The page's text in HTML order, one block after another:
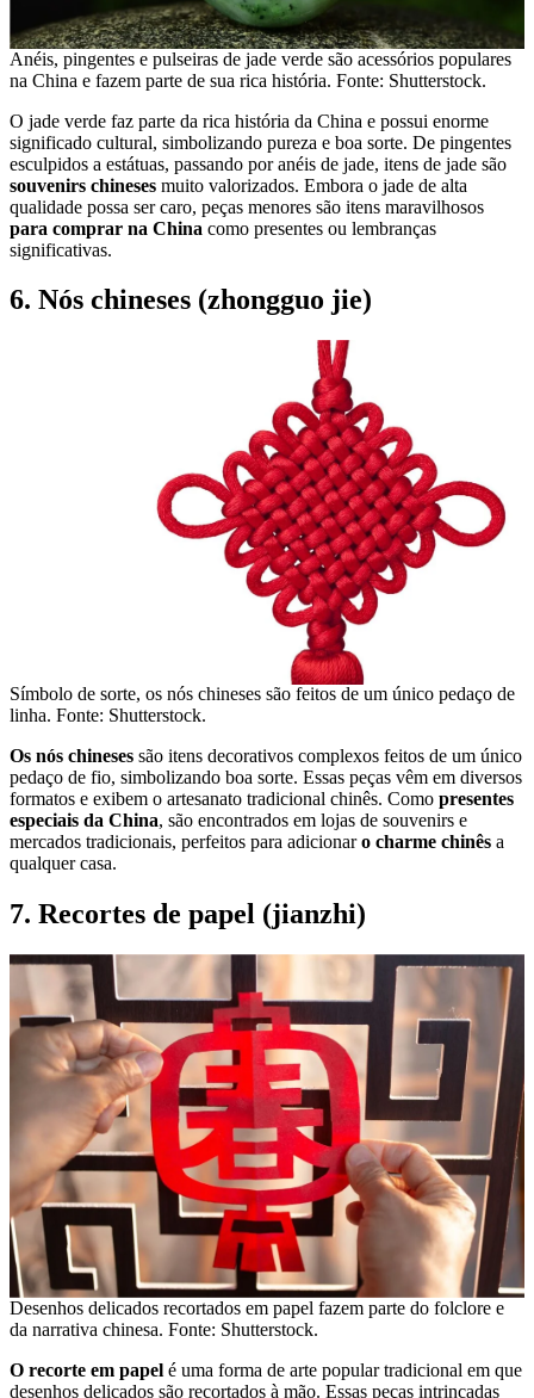
Anéis, pingentes e pulseiras de jade verde são acessórios populares
na China e fazem parte de sua rica história. Fonte: Shutterstock.
O jade verde faz parte da rica história da China e possui enorme
significado cultural, simbolizando pureza e boa sorte. De pingentes
esculpidos a estátuas, passando por anéis de jade, itens de jade são
souvenirs chineses muito valorizados. Embora o jade de alta
qualidade possa ser caro, peças menores são itens maravilhosos
para comprar na China como presentes ou lembranças
significativas.
6. Nós chineses (zhongguo jie)
Símbolo de sorte, os nós chineses são feitos de um único pedaço de
linha. Fonte: Shutterstock.
Os nós chineses são itens decorativos complexos feitos de um único
pedaço de fio, simbolizando boa sorte. Essas peças vêm em diversos
formatos e exibem o artesanato tradicional chinês. Como presentes
especiais da China, são encontrados em lojas de souvenirs e
mercados tradicionais, perfeitos para adicionaro charme chinês a
qualquer casa.
7. Recortes de papel (jianzhi)
Desenhos delicados recortados em papel fazem parte do folclore e
da narrativa chinesa. Fonte: Shutterstock.
O recorte em papel é uma forma de arte popular tradicional em que
desenhos delicados são recortados à mão. Essas peças intrincadas